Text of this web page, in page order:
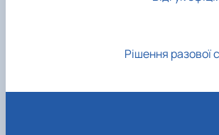
Рішення разової